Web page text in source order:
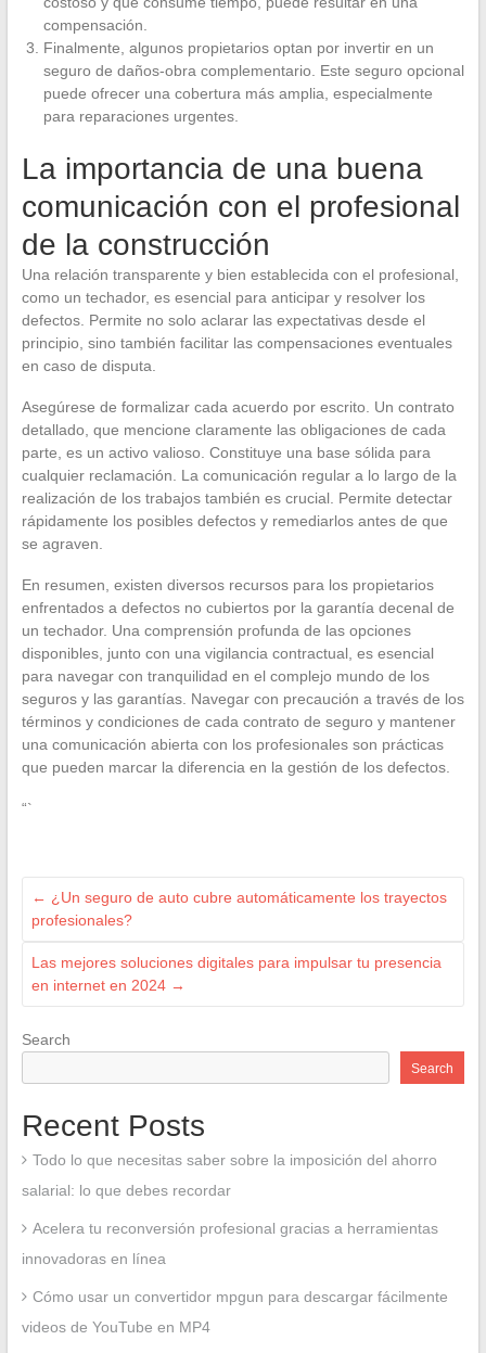
compensación.
Finalmente, algunos propietarios optan por invertir en un
seguro de daños-obra complementario. Este seguro opcional
puede ofrecer una cobertura más amplia, especialmente
para reparaciones urgentes.
La importancia de una buena
comunicación con el profesional
de la construcción
Una relación transparente y bien establecida con el profesional,
como un techador, es esencial para anticipar y resolver los
defectos. Permite no solo aclarar las expectativas desde el
principio, sino también facilitar las compensaciones eventuales
en caso de disputa.
Asegúrese de formalizar cada acuerdo por escrito. Un contrato
detallado, que mencione claramente las obligaciones de cada
parte, es un activo valioso. Constituye una base sólida para
cualquier reclamación. La comunicación regular a lo largo de la
realización de los trabajos también es crucial. Permite detectar
rápidamente los posibles defectos y remediarlos antes de que
se agraven.
En resumen, existen diversos recursos para los propietarios
enfrentados a defectos no cubiertos por la garantía decenal de
un techador. Una comprensión profunda de las opciones
disponibles, junto con una vigilancia contractual, es esencial
para navegar con tranquilidad en el complejo mundo de los
seguros y las garantías. Navegar con precaución a través de los
términos y condiciones de cada contrato de seguro y mantener
una comunicación abierta con los profesionales son prácticas
que pueden marcar la diferencia en la gestión de los defectos.
“`
← ¿Un seguro de auto cubre automáticamente los trayectos
profesionales?
Las mejores soluciones digitales para impulsar tu presencia
en internet en 2024 →
Search
Search
Recent Posts
Todo lo que necesitas saber sobre la imposición del ahorro
salarial: lo que debes recordar
Acelera tu reconversión profesional gracias a herramientas
innovadoras en línea
Cómo usar un convertidor mpgun para descargar fácilmente
videos de YouTube en MP4